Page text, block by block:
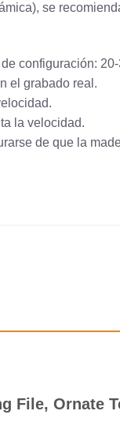
se
configuración:
el grabado real.
la velocidad.
de que la
File, Ornate